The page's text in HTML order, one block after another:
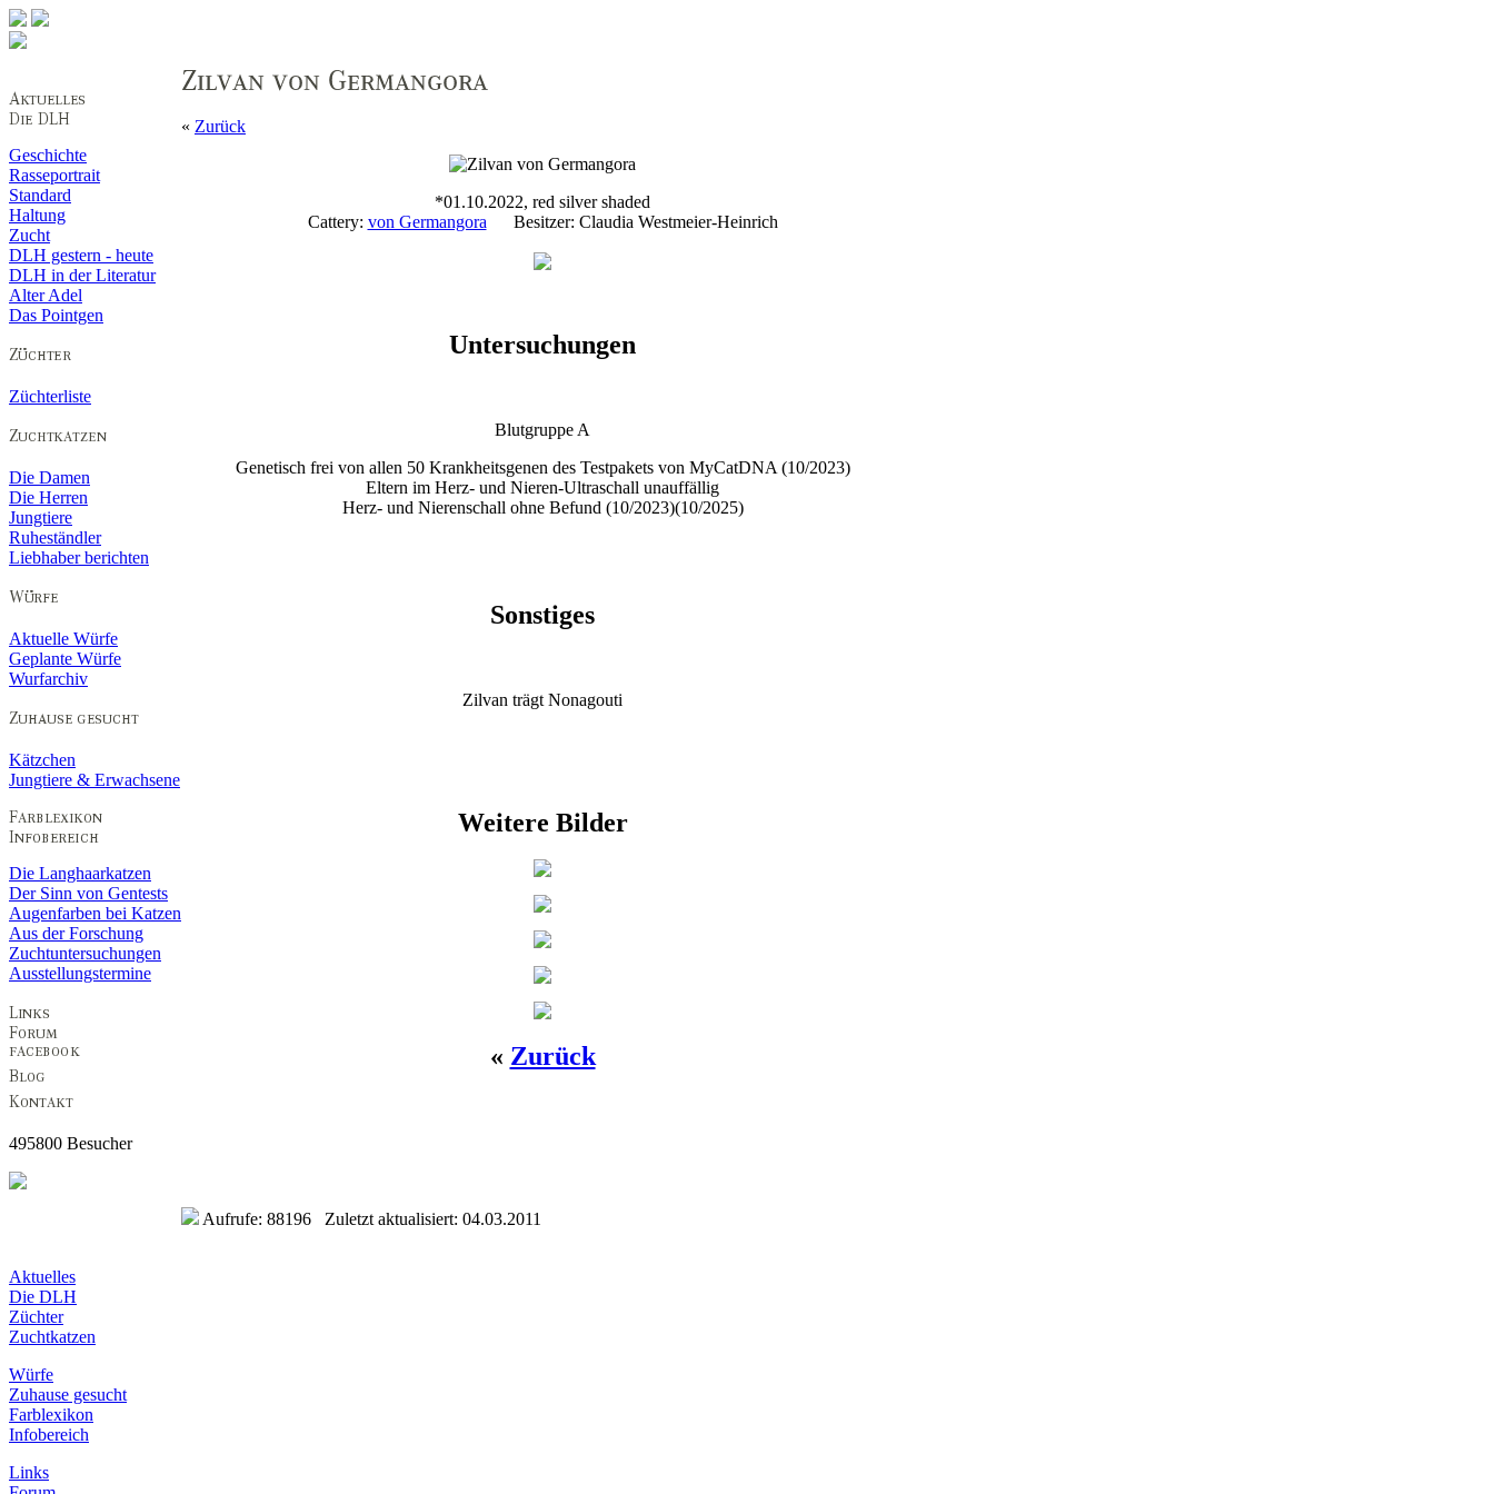
Geschichte
Rasseportrait
Standard
Haltung
Zucht
DLH gestern - heute
DLH in der Literatur
Alter Adel
Das Pointgen
Züchterliste
Die Damen
Die Herren
Jungtiere
Ruheständler
Liebhaber berichten
Aktuelle Würfe
Geplante Würfe
Wurfarchiv
Kätzchen
Jungtiere & Erwachsene
Die Langhaarkatzen
Der Sinn von Gentests
Augenfarben bei Katzen
Aus der Forschung
Zuchtuntersuchungen
Ausstellungstermine
495800 Besucher
« Zurück
*01.10.2022, red silver shaded
Cattery: von Germangora Besitzer: Claudia Westmeier-Heinrich
Untersuchungen
Blutgruppe A
Genetisch frei von allen 50 Krankheitsgenen des Testpakets von MyCatDNA (10/2023)
Eltern im Herz- und Nieren-Ultraschall unauffällig
Herz- und Nierenschall ohne Befund (10/2023)(10/2025)
Sonstiges
Zilvan trägt Nonagouti
Weitere Bilder
« Zurück
Aufrufe: 88196 Zuletzt aktualisiert: 04.03.2011
Aktuelles
Die DLH
Züchter
Zuchtkatzen
Würfe
Zuhause gesucht
Farblexikon
Infobereich
Links